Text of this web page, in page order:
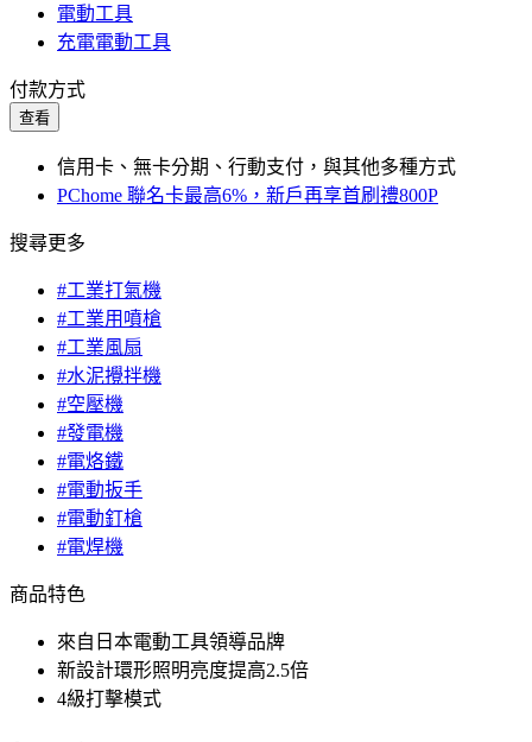
電動工具
充電電動工具
付款方式
查看
信用卡、無卡分期、行動支付，與其他多種方式
PChome 聯名卡最高6%，新戶再享首刷禮800P
搜尋更多
#工業打氣機
#工業用噴槍
#工業風扇
#水泥攪拌機
#空壓機
#發電機
#電烙鐵
#電動扳手
#電動釘槍
#電焊機
商品特色
來自日本電動工具領導品牌
新設計環形照明亮度提高2.5倍
4級打擊模式